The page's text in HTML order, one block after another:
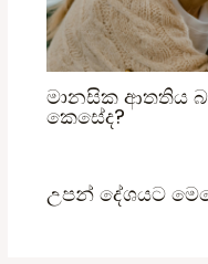
මානසික ආතතිය
කෙසේද?
උපන් දේශයට